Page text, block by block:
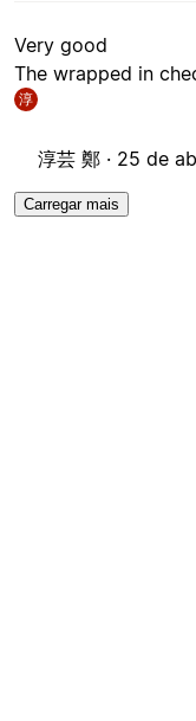
Very good
The wrapped in
淳
淳芸 鄭 · 25 de
Carregar mais